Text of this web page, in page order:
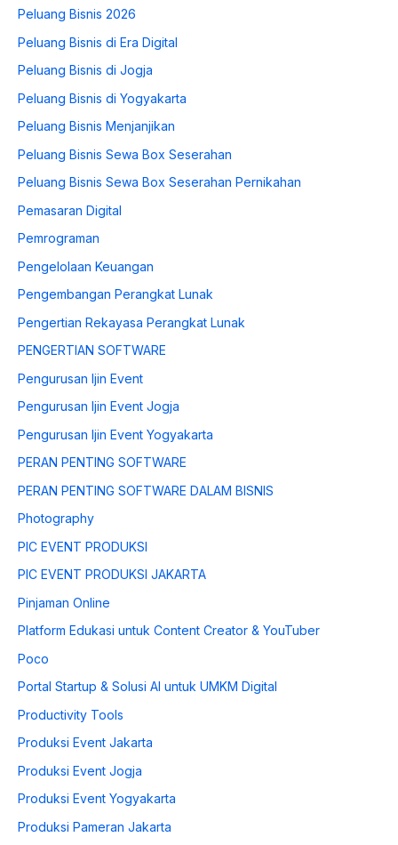
Peluang Bisnis 2026
Peluang Bisnis di Era Digital
Peluang Bisnis di Jogja
Peluang Bisnis di Yogyakarta
Peluang Bisnis Menjanjikan
Peluang Bisnis Sewa Box Seserahan
Peluang Bisnis Sewa Box Seserahan Pernikahan
Pemasaran Digital
Pemrograman
Pengelolaan Keuangan
Pengembangan Perangkat Lunak
Pengertian Rekayasa Perangkat Lunak
PENGERTIAN SOFTWARE
Pengurusan Ijin Event
Pengurusan Ijin Event Jogja
Pengurusan Ijin Event Yogyakarta
PERAN PENTING SOFTWARE
PERAN PENTING SOFTWARE DALAM BISNIS
Photography
PIC EVENT PRODUKSI
PIC EVENT PRODUKSI JAKARTA
Pinjaman Online
Platform Edukasi untuk Content Creator & YouTuber
Poco
Portal Startup & Solusi AI untuk UMKM Digital
Productivity Tools
Produksi Event Jakarta
Produksi Event Jogja
Produksi Event Yogyakarta
Produksi Pameran Jakarta